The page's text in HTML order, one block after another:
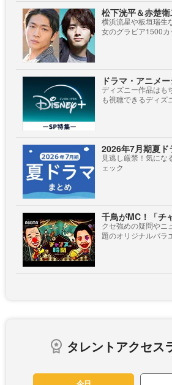
松下洸平＆赤楚
横浜流星や板垣瑞生
女のグラビア1500カ
ドラマ・アニメ
ディズニー作品はも
も視聴できるディズ
2026年7月期夏ド
見逃し厳禁！気にな
ェック
千鳥がMC！「チ
クセ強めの疑問やニ
題のオリジナルバラ
タレントアクセス